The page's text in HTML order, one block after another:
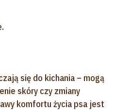
się do kichania – mogą
skóry czy zmiany
komfortu życia psa jest